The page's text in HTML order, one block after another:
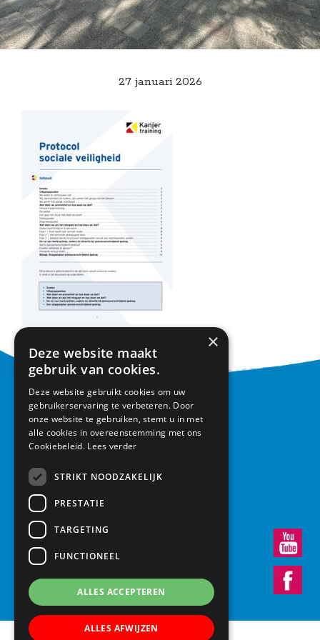
27 januari 2026
CONTACT
Basisschool Vroonestein
Lohengrinhof 15-17
030 – 6037291
×
Deze website maakt
gebruik van cookies.
Deze website gebruikt cookies om uw
gebruikerservaring te verbeteren. Door
onze website te gebruiken, stemt u in met
alle cookies in overeenstemming met ons
Cookiebeleid. Lees verder
STRIKT NOODZAKELIJK
PRESTATIE
TARGETING
FUNCTIONEEL
ALLES ACCEPTEREN
ALLES AFWIJZEN